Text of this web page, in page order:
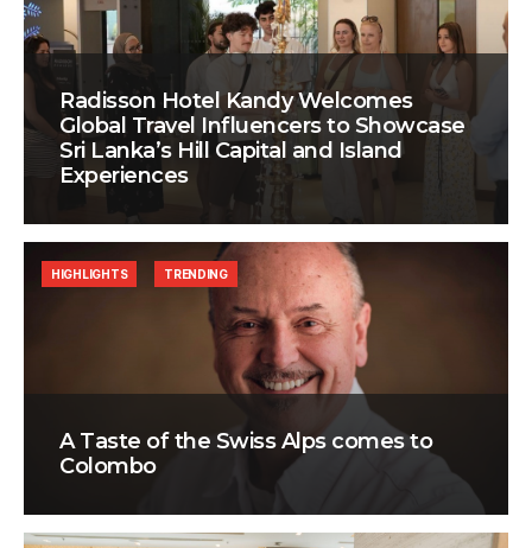
Radisson Hotel Kandy Welcomes
Global Travel Influencers to Showcase
Sri Lanka’s Hill Capital and Island
Experiences
A Taste of the Swiss Alps comes to
Colombo
HIGHLIGHTS TRENDING